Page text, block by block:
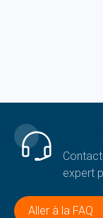
expert
Aller à la FAQ